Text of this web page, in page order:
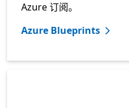
Azure 订阅。
Azure Blueprints